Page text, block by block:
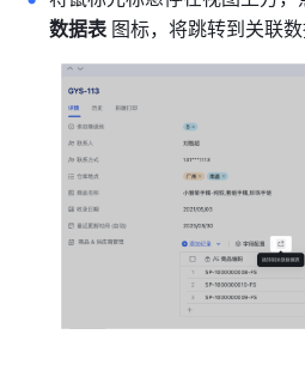
数据表 图标，将跳转到关联数